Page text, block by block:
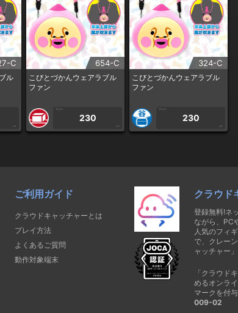
C
ル
CP
654-C
こびとづかんウェアラブル
ファン
1PLAY
230
CP
324-C
こびとづかんウェアラブル
ファン
1PLAY
230
CP
ご利用ガイド
クラウドキャッチャーとは
プレイ方法
よくあるご質問
動作対象端末
クラウド
登録無料!ネ
ながら、PC
人気のフィ
で、クレー
ャッチャー」
「クラウド
めるオンラ
マークを付
009-02